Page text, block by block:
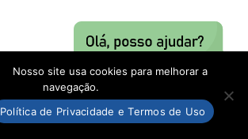
Nosso site usa cookies para melhorar a
navegação.
Política de Privacidade e Termos de Uso